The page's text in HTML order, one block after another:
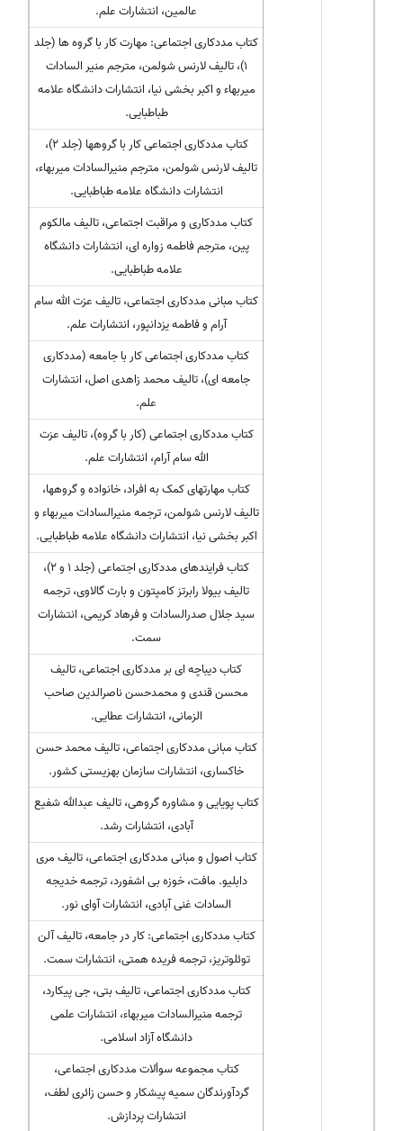
عالمین، انتشارات علم.
کتاب مددکاری اجتماعی: مهارت کار با گروه ها (جلد
۱)، تالیف لارنس شولمن، مترجم منیر السادات
میربهاء و اکبر بخشی نیا، انتشارات دانشگاه علامه
طباطبایی.
کتاب مددکاری اجتماعی کار با گروهها (جلد ۲)،
تالیف لارنس شولمن، مترجم منیرالسادات میربهاء،
انتشارات دانشگاه علامه طباطبایی.
کتاب مددکاری و مراقبت اجتماعی، تالیف مالکوم
پین، مترجم فاطمه زواره ای، انتشارات دانشگاه
علامه طباطبایی.
کتاب مبانی مددکاری اجتماعی، تالیف عزت الله سام
آرام و فاطمه یزدانپور، انتشارات علم.
کتاب مددکاری اجتماعی کار با جامعه (مددکاری
جامعه ای)، تالیف محمد زاهدی اصل، انتشارات
علم.
کتاب مددکاری اجتماعی (کار با گروه)، تالیف عزت
الله سام آرام، انتشارات علم.
کتاب مهارتهای کمک به افراد، خانواده و گروهها،
تالیف لارنس شولمن، ترجمه منیرالسادات میربهاء و
اکبر بخشی نیا، انتشارات دانشگاه علامه طباطبایی.
کتاب فرایندهای مددکاری اجتماعی (جلد ۱ و ۲)،
تالیف بیولا رابرتز کامپتون و بارت گالاوی، ترجمه
سید جلال صدرالسادات و فرهاد کریمی، انتشارات
سمت.
کتاب دیباچه ای بر مددکاری اجتماعی، تالیف
محسن قندی و محمدحسن ناصرالدین صاحب
الزمانی، انتشارات عطایی.
کتاب مبانی مددکاری اجتماعی، تالیف محمد حسن
خاکساری، انتشارات سازمان بهزیستی کشور.
کتاب پویایی و مشاوره گروهی، تالیف عبدالله شفیع
آبادی، انتشارات رشد.
کتاب اصول و مبانی مددکاری اجتماعی، تالیف مری
دابلیو. مافت، خوزه بی اشفورد، ترجمه خدیجه
السادات غنی آبادی، انتشارات آوای نور.
کتاب مددکاری اجتماعی: کار در جامعه، تالیف آلن
توئلوتریز، ترجمه فریده همتی، انتشارات سمت.
کتاب مددکاری اجتماعی، تالیف بتی، جی پیکارد،
ترجمه منیرالسادات میربهاء، انتشارات علمی
دانشگاه آزاد اسلامی.
کتاب مجموعه سوألات مددکاری اجتماعی،
گردآورندگان سمیه پیشکار و حسن زائری لطف،
انتشارات پردازش.